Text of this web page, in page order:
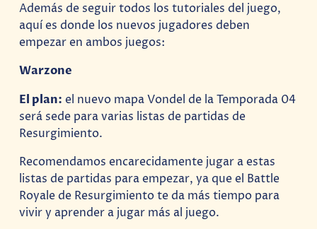
Además de seguir todos los tutoriales del juego,
aquí es donde los nuevos jugadores deben
empezar en ambos juegos:
Warzone
El plan:el nuevo mapa Vondel de la Temporada 04
será sede para varias listas de partidas de
Resurgimiento.
Recomendamos encarecidamente jugar a estas
listas de partidas para empezar, ya que el Battle
Royale de Resurgimiento te da más tiempo para
vivir y aprender a jugar más al juego.